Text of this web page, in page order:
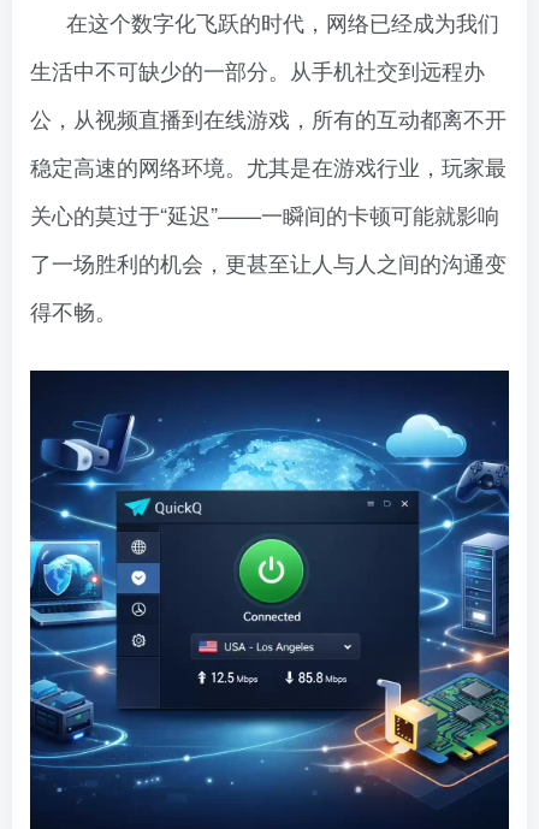
在这个数字化飞跃的时代，网络已经成为我们
生活中不可缺少的一部分。从手机社交到远程办
公，从视频直播到在线游戏，所有的互动都离不开
稳定高速的网络环境。尤其是在游戏行业，玩家最
关心的莫过于“延迟”——一瞬间的卡顿可能就影响
了一场胜利的机会，更甚至让人与人之间的沟通变
得不畅。